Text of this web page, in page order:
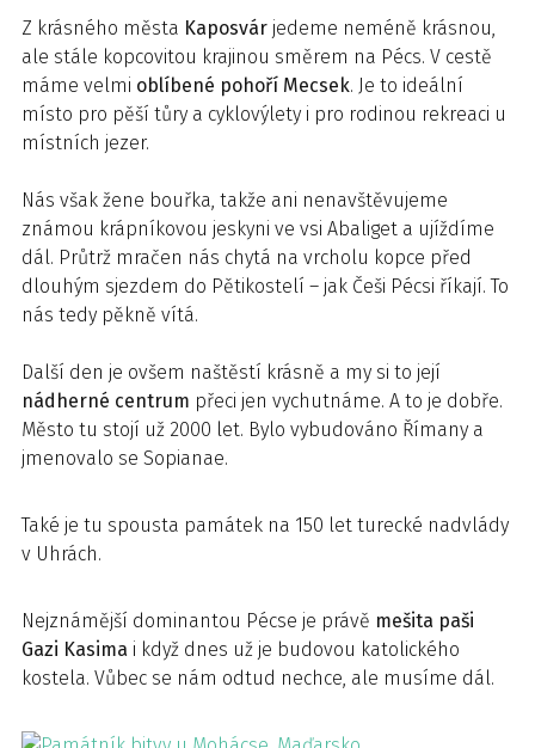
Z krásného města Kaposvár jedeme neméně krásnou,
ale stále kopcovitou krajinou směrem na Pécs. V cestě
máme velmi oblíbené pohoří Mecsek. Je to ideální
místo pro pěší tůry a cyklovýlety i pro rodinou rekreaci u
místních jezer.
Nás však žene bouřka, takže ani nenavštěvujeme
známou krápníkovou jeskyni ve vsi Abaliget a ujíždíme
dál. Průtrž mračen nás chytá na vrcholu kopce před
dlouhým sjezdem do Pětikostelí – jak Češi Pécsi říkají. To
nás tedy pěkně vítá.
Další den je ovšem naštěstí krásně a my si to její
nádherné centrum přeci jen vychutnáme. A to je dobře.
Město tu stojí už 2000 let. Bylo vybudováno Římany a
jmenovalo se Sopianae.
Také je tu spousta památek na 150 let turecké nadvlády
v Uhrách.
Nejznámější dominantou Pécse je právě mešita paši
Gazi Kasima i když dnes už je budovou katolického
kostela. Vůbec se nám odtud nechce, ale musíme dál.